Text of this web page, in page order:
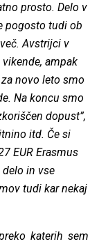
prosto. Delo v
pogosto tudi ob
Avstrijci v
ampak
novo leto smo
Na koncu smo
dopust”,
itd. Če si
EUR Erasmus
in vse
tudi kar nekaj
katerih sem